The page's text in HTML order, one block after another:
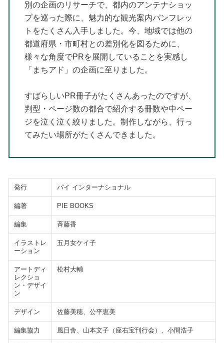
別の企画のリサーチで、都内のアンテナショッ
プを巡った際に、魅力的な観光案内パンフレッ
トをたくさん入手しました。今、地域では他の
都道府県・市町村との差別化を図るために、
様々な角度でPRを展開していることを実感し
「まちアド」の企画に至りました。
すばらしいPR冊子がたくさんあったのですが、
判型・ページ数の都合で紹介する冊数や中ペー
ジを泣く泣く絞りました。制作しながら、行っ
てみたい場所がたくさんできました。
発行 パイ インターナショナル
編著 PIE BOOKS
編集 斉藤香
イラストレ
ーション
五月女ケイ子
アートディ
レクショ
ン・デザイ
ン
松村大輔
デザイン 佐藤美穂、公平恵美
編集協力 風日舎、山本文子（座右宝刊行会）、小間浩子